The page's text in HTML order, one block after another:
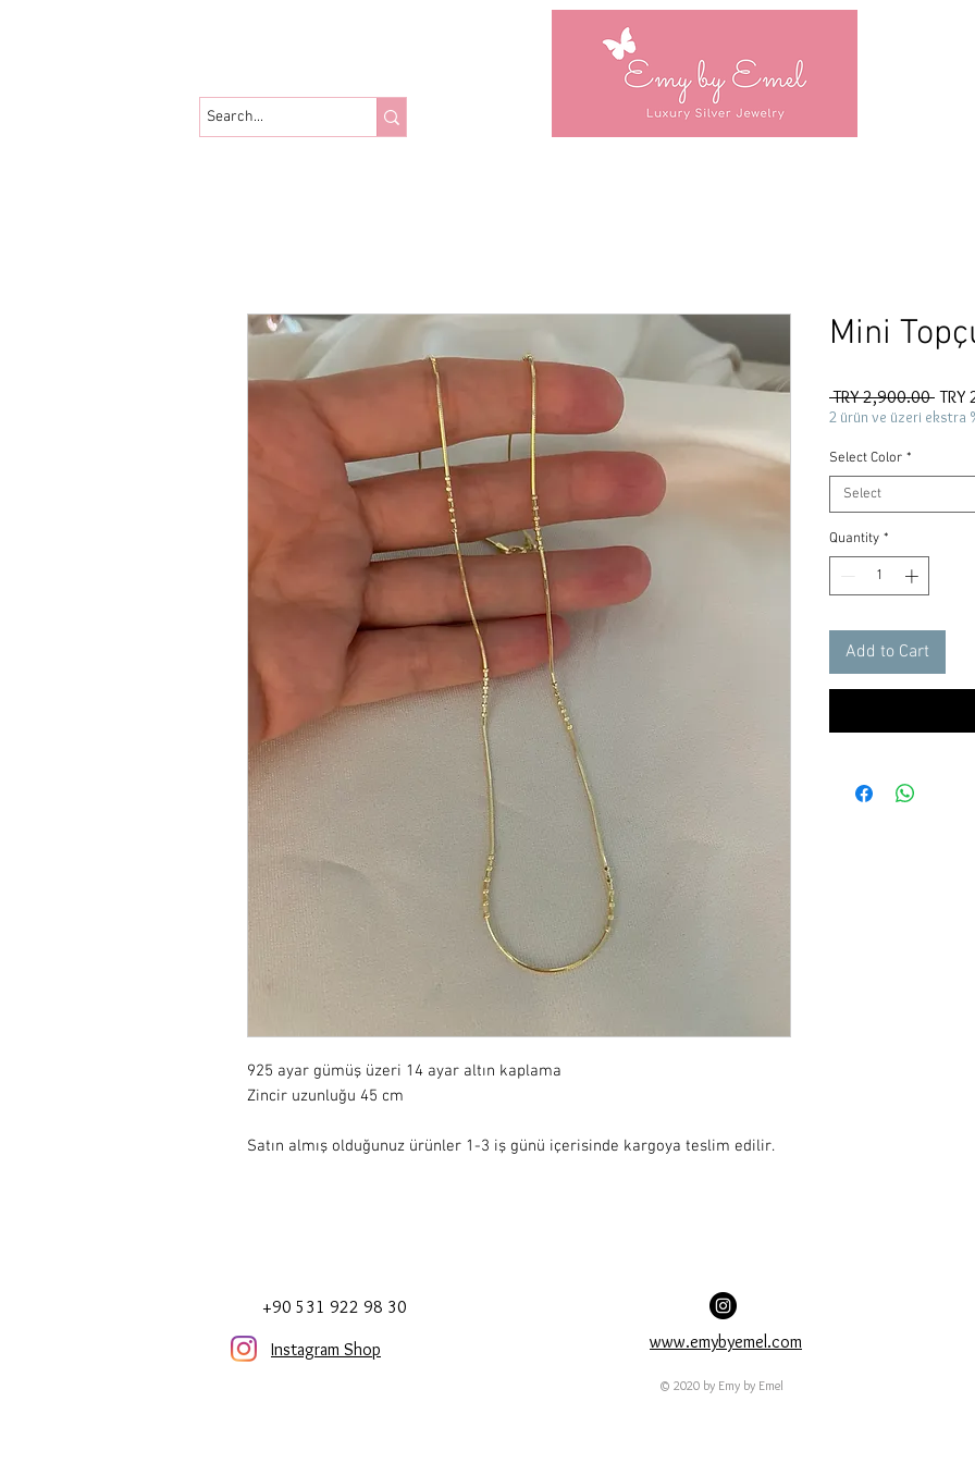
925 ayar gümüş üzeri 14 ayar altın kaplama
Zincir uzunluğu 45 cm
Satın almış olduğunuz ürünler 1-3 iş günü içerisinde kargoya teslim edilir.
Mini
TRY 2,900.00
Price
2 ürün ve üzeri ekstra
Select Color *
Select
Quantity *
Add to Cart
+90 531 922 98 30
Instagram Shop www.emybyemel.com
© 2020 by Emy by Emel